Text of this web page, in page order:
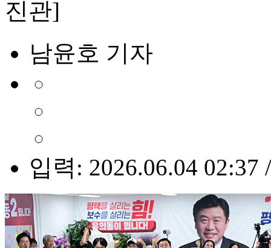
진관]
남윤호 기자
입력: 2026.06.04 02:37